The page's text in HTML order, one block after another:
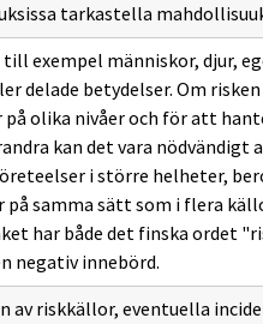
tarkastella
exempel människor, djur,
delade betydelser. Om risken
olika nivåer och för att
kan det vara nödvändigt
i större helheter,
samma sätt som i flera
har både det finska ordet
negativ innebörd.
av riskkällor, eventuella